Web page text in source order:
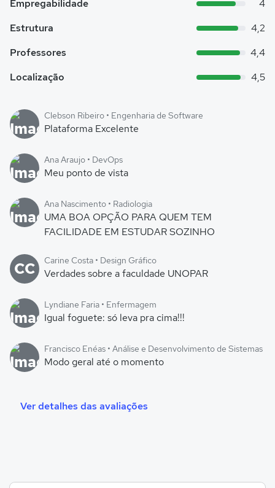
Empregabilidade
4
Estrutura
4,2
Professores
4,4
Localização
4,5
Clebson Ribeiro • Engenharia de Software
Plataforma Excelente
Ana Araujo • DevOps
Meu ponto de vista
Ana Nascimento • Radiologia
UMA BOA OPÇÃO PARA QUEM TEM
FACILIDADE EM ESTUDAR SOZINHO
CC Carine Costa • Design Gráfico
Verdades sobre a faculdade UNOPAR
Lyndiane Faria • Enfermagem
Igual foguete: só leva pra cima!!!
Francisco Enéas • Análise e Desenvolvimento de Sistemas
Modo geral até o momento
Ver detalhes das avaliações